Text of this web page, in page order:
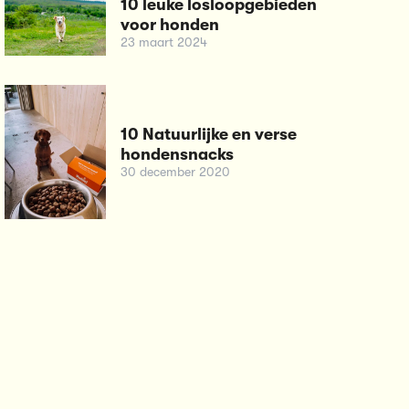
10 leuke losloopgebieden
voor honden
23 maart 2024
10 Natuurlijke en verse
hondensnacks
30 december 2020